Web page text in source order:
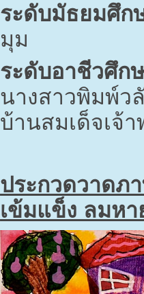
ระดับมัธยมศึก
มุม
ระดับอาชีวศึก
นางสาวพิมพ์ว
บ้านสมเด็จเจ้
ประกวดวาดภ
เข้มแข็ง ลมหา